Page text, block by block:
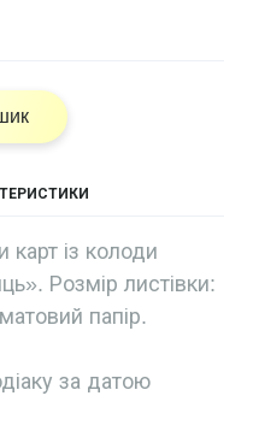
карт із колоди
Розмір листівки:
папір.
за датою